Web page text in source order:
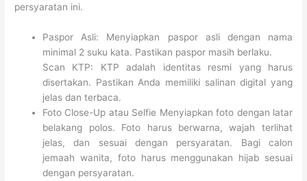
persyaratan ini.
Paspor Asli: Menyiapkan paspor asli dengan nama
minimal 2 suku kata. Pastikan paspor masih berlaku.
Scan KTP: KTP adalah identitas resmi yang harus
disertakan. Pastikan Anda memiliki salinan digital yang
jelas dan terbaca.
Foto Close-Up atau Selfie Menyiapkan foto dengan latar
belakang polos. Foto harus berwarna, wajah terlihat
jelas, dan sesuai dengan persyaratan. Bagi calon
jemaah wanita, foto harus menggunakan hijab sesuai
dengan persyaratan.